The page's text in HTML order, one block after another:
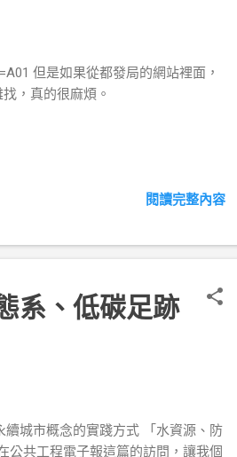
但是如果從都發局的網站裡面，
，真的很麻煩。
閱讀完整內容
系、低碳足跡
城市概念的實踐方式 「水資源、防
公共工程電子報這篇的訪問，讓我個